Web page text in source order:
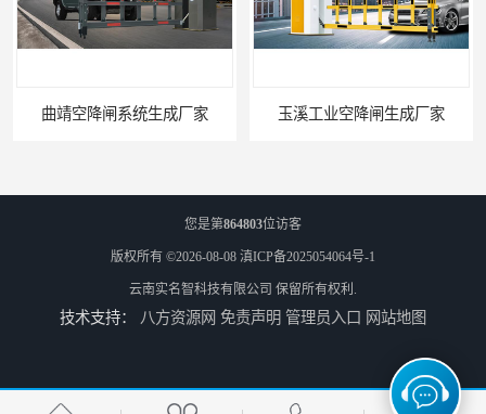
曲靖空降闸系统生成厂家 玉溪工业空降闸生成厂家
德宏工业闸门厂家 普洱大型闸门厂家
您是第864803位访客
版权所有 ©2026-08-08 滇ICP备2025054064号-1
云南实名智科技有限公司 保留所有权利.
技术支持： 八方资源网 免责声明 管理员入口 网站地图